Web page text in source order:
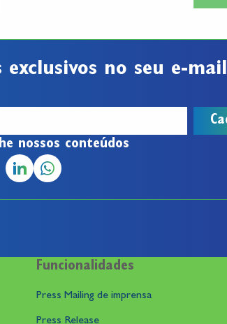
exclusivos no seu e-mail
nossos conteúdos
Funcionalidades
Press Mailing de imprensa
Press Release